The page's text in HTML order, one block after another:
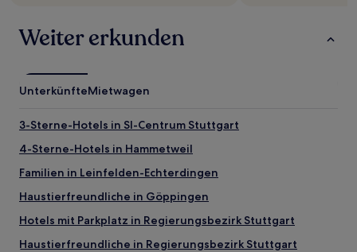
Weiter erkunden
UnterkünfteMietwagen
3-Sterne-Hotels in SI-Centrum Stuttgart
4-Sterne-Hotels in Hammetweil
Familien in Leinfelden-Echterdingen
Haustierfreundliche in Göppingen
Hotels mit Parkplatz in Regierungsbezirk Stuttgart
Haustierfreundliche in Regierungsbezirk Stuttgart